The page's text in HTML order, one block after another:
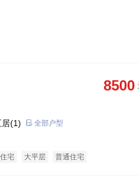
8500
(1) 全部户型
宅 大平层 普通住宅